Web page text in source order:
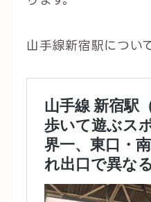
山手線新宿駅につい